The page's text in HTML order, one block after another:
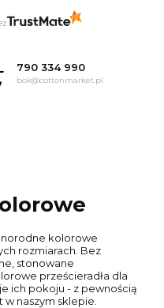
790 334 990
bok@cottonmarket.pl
kolorowe
rozmiarach. Bez
stonowane
prześcieradła dla
ich pokoju - z pewnością
naszym sklepie.